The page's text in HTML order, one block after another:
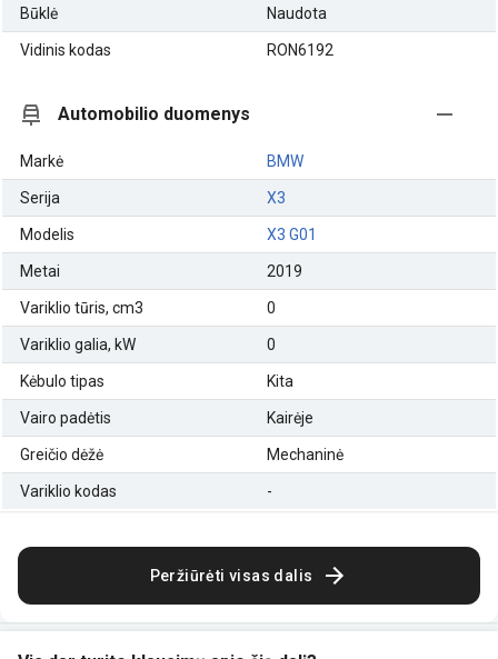
Būklė Naudota
Vidinis kodas RON6192
Automobilio duomenys
Markė BMW
Serija X3
Modelis X3 G01
Metai 2019
Variklio tūris, cm3 0
Variklio galia, kW 0
Kėbulo tipas Kita
Vairo padėtis Kairėje
Greičio dėžė Mechaninė
Variklio kodas -
Peržiūrėti visas dalis